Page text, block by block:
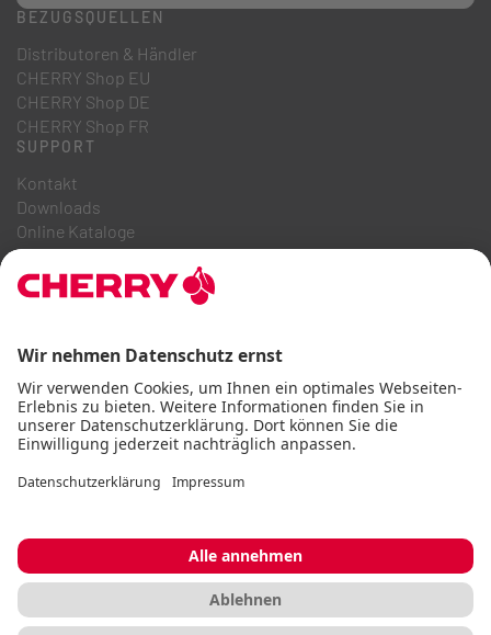
BEZUGSQUELLEN
Distributoren & Händler
CHERRY Shop EU
CHERRY Shop DE
CHERRY Shop FR
SUPPORT
Kontakt
Downloads
Online Kataloge
FAQ
ÜBER UNS
Hinweisgebersystem
Code of Business Conduct
BarrierefreiheitserklärungAGBNutzungshinweiseDatenschutz
ImpressumCookie
© CHERRY 2026